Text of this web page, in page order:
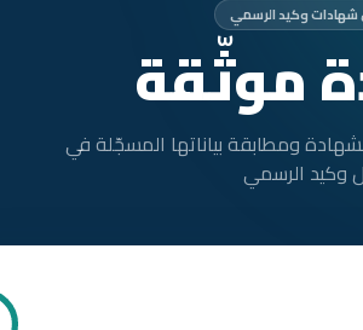
وكيد الرسمي
موثّقة
ومطابقة بياناتها المسجّلة في
وكيد الرسمي